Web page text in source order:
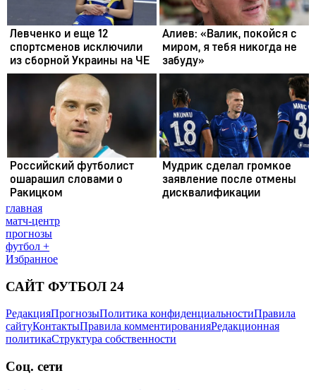
главная
матч-центр
прогнозы
футбол +
Избранное
САЙТ ФУТБОЛ 24
РедакцияПрогнозыПолитика конфиденциальностиПравила
сайтуКонтактыПравила комментированияРедакционная
политикаСтруктура собственности
Соц. сети